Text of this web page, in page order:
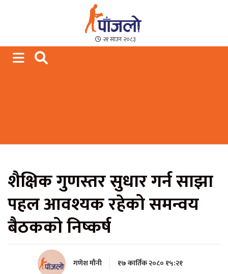
Paajalo News
We are from Far West Nepal
२१ साउन २०८३
शैक्षिक गुणस्तर सुधार गर्न साझा
पहल आवश्यक रहेको समन्वय
बैठकको निष्कर्ष
गणेश मौनी १७ कार्तिक २०८० १५:२१